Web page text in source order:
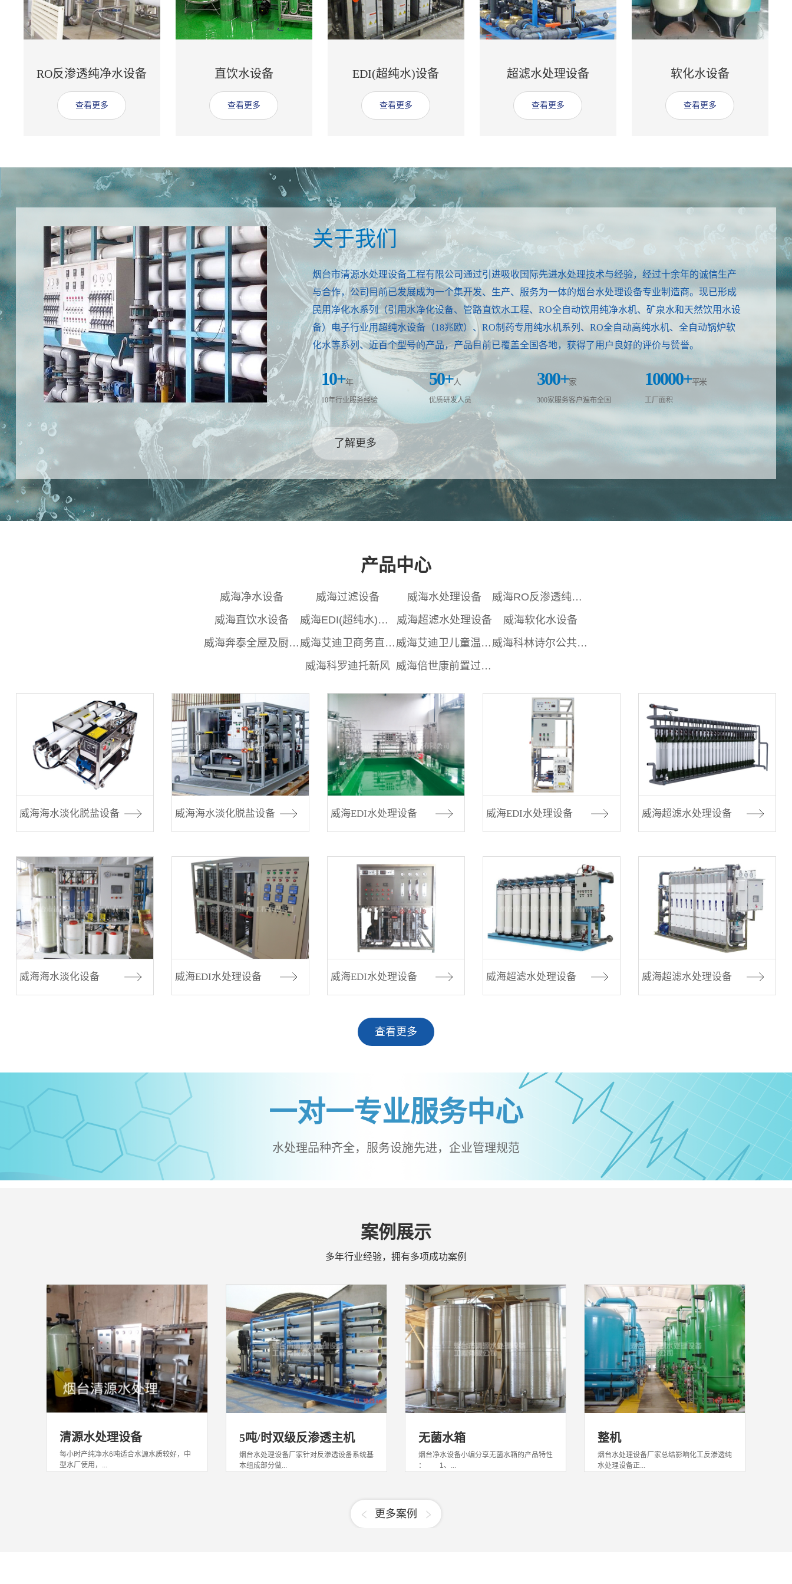
RO反渗透纯净水设备
查看更多
直饮水设备
查看更多
EDI(超纯水)设备
查看更多
超滤水处理设备
查看更多
软化水设备
查看更多
关于我们
烟台市清源水处理设备工程有限公司通过引进吸收国际先进水处理技术与经验，经过十余年的诚信生产
与合作，公司目前已发展成为一个集开发、生产、服务为一体的烟台水处理设备专业制造商。现已形成
民用净化水系列（引用水净化设备、管路直饮水工程、RO全自动饮用纯净水机、矿泉水和天然饮用水设
备）电子行业用超纯水设备（18兆欧）、RO制药专用纯水机系列、RO全自动高纯水机、全自动锅炉软
化水等系列、近百个型号的产品，产品目前已覆盖全国各地，获得了用户良好的评价与赞誉。
10+年
10年行业服务经验
50+人
优质研发人员
300+家
300家服务客户遍布全国
10000+平米
工厂面积
了解更多
产品中心
威海净水设备 威海过滤设备 威海水处理设备
威海RO反渗透纯净水设备
威海直饮水设备
威海EDI(超纯水)设备 威海超滤水处理设备
威海软化水设备
威海奔泰全屋及厨下净水机
威海艾迪卫商务直饮机及租赁机 威海艾迪卫儿童温热直饮机
威海科林诗尔公共饮水设备
威海科罗迪托新风
威海倍世康前置过滤器
威海海水淡化脱盐设备
威海海水淡化设备
威海海水淡化脱盐设备
威海EDI水处理设备
威海EDI水处理设备
威海EDI水处理设备
威海EDI水处理设备
威海超滤水处理设备
威海超滤水处理设备
威海超滤水处理设备
查看更多
一对一专业服务中心
水处理品种齐全，服务设施先进，企业管理规范
案例展示
多年行业经验，拥有多项成功案例
清源水处理设备
每小时产纯净水6吨适合水源水质较好，中
型水厂使用，...
5吨/时双级反渗透主机
烟台水处理设备厂家针对反渗透设备系统基
本组成部分做...
无菌水箱
烟台净水设备小编分享无菌水箱的产品特性
： 1、...
整机
烟台水处理设备厂家总结影响化工反渗透纯
水处理设备正...
更多案例